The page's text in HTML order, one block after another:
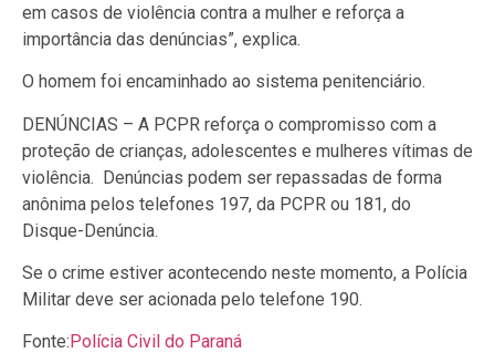
em casos de violência contra a mulher e reforça a
importância das denúncias”, explica.
O homem foi encaminhado ao sistema penitenciário.
DENÚNCIAS – A PCPR reforça o compromisso com a
proteção de crianças, adolescentes e mulheres vítimas de
violência. Denúncias podem ser repassadas de forma
anônima pelos telefones 197, da PCPR ou 181, do
Disque-Denúncia.
Se o crime estiver acontecendo neste momento, a Polícia
Militar deve ser acionada pelo telefone 190.
Fonte: Polícia Civil do Paraná